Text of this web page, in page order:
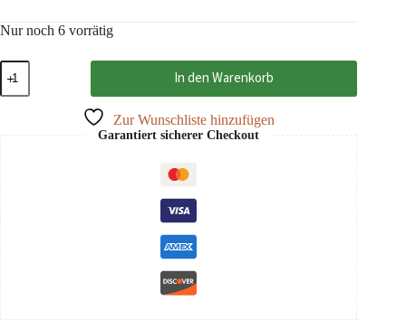
Nur noch 6 vorrätig
Arpad
Himbeer
Palinka
In den Warenkorb
Zur Wunschliste hinzufügen
Garantiert sicherer Checkout